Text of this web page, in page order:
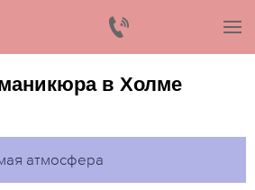
в Холме
атмосфера